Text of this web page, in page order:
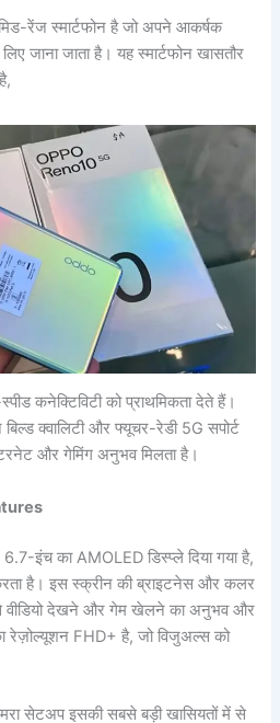
रेंज स्मार्टफोन है जो अपने आकर्षक
जाना जाता है। यह स्मार्टफोन खासतौर
कनेक्टिविटी को प्राथमिकता देते हैं।
क्वालिटी और फ्यूचर-रेडी 5G सपोर्ट
और गेमिंग अनुभव मिलता है।
इंच का AMOLED डिस्प्ले दिया गया है,
है। इस स्क्रीन की ब्राइटनेस और कलर
वीडियो देखने और गेम खेलने का अनुभव और
रेज़ोल्यूशन FHD+ है, जो विजुअल्स को
सेटअप इसकी सबसे बड़ी खासियतों में से